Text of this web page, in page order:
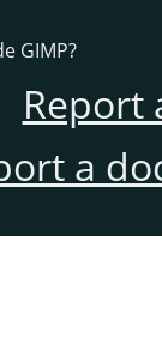
GIMP?
Report
a